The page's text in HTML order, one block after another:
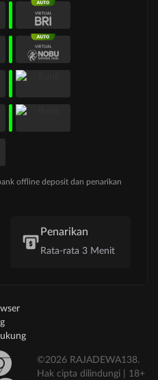
offline deposit dan penarikan
Penarikan
Rata-rata 3 Menit
©2026 RAJADEWA138.
Hak cipta dilindungi | 18+